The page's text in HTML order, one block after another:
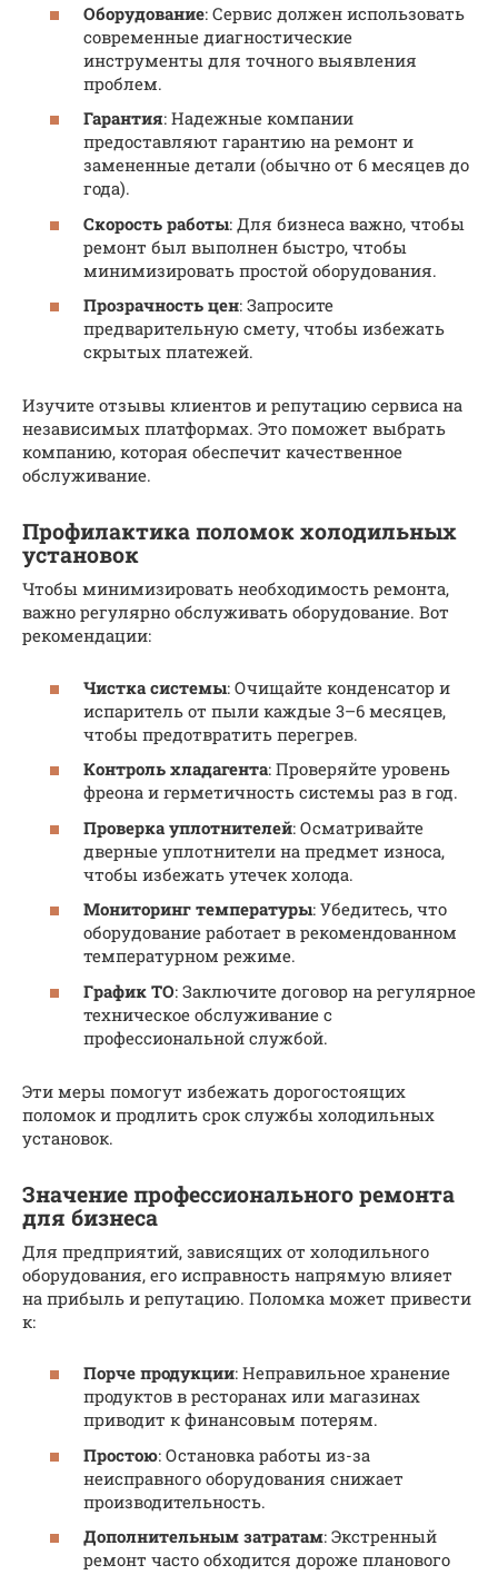
Оборудование: Сервис должен использовать
современные диагностические
инструменты для точного выявления
проблем.
Гарантия: Надежные компании
предоставляют гарантию на ремонт и
замененные детали (обычно от 6 месяцев до
года).
Скорость работы: Для бизнеса важно, чтобы
ремонт был выполнен быстро, чтобы
минимизировать простой оборудования.
Прозрачность цен: Запросите
предварительную смету, чтобы избежать
скрытых платежей.
Изучите отзывы клиентов и репутацию сервиса на
независимых платформах. Это поможет выбрать
компанию, которая обеспечит качественное
обслуживание.
Профилактика поломок холодильных
установок
Чтобы минимизировать необходимость ремонта,
важно регулярно обслуживать оборудование. Вот
рекомендации:
Чистка системы: Очищайте конденсатор и
испаритель от пыли каждые 3–6 месяцев,
чтобы предотвратить перегрев.
Контроль хладагента: Проверяйте уровень
фреона и герметичность системы раз в год.
Проверка уплотнителей: Осматривайте
дверные уплотнители на предмет износа,
чтобы избежать утечек холода.
Мониторинг температуры: Убедитесь, что
оборудование работает в рекомендованном
температурном режиме.
График ТО: Заключите договор на регулярное
техническое обслуживание с
профессиональной службой.
Эти меры помогут избежать дорогостоящих
поломок и продлить срок службы холодильных
установок.
Значение профессионального ремонта
для бизнеса
Для предприятий, зависящих от холодильного
оборудования, его исправность напрямую влияет
на прибыль и репутацию. Поломка может привести
к:
Порче продукции: Неправильное хранение
продуктов в ресторанах или магазинах
приводит к финансовым потерям.
Простою: Остановка работы из-за
неисправного оборудования снижает
производительность.
Дополнительным затратам: Экстренный
ремонт часто обходится дороже планового